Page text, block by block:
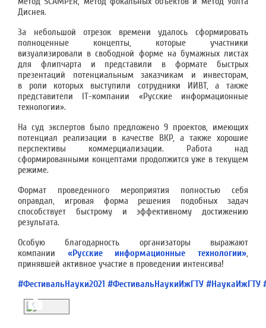
Диснея.
За небольшой отрезок времени удалось сформировать
полноценные концепты, которые участники
визуализировали в свободной форме на бумажных листах
для флипчарта и представили в формате быстрых
презентаций потенциальным заказчикам и инвесторам,
в роли которых выступили сотрудники ИИВТ, а также
представители IT-компании «Русские информационные
технологии».
На суд экспертов было предложено 9 проектов, имеющих
потенциал реализации в качестве ВКР, а также хорошие
перспективы коммерциализации. Работа над
сформированными концептами продолжится уже в текущем
режиме.
Формат проведенного мероприятия полностью себя
оправдал, игровая форма решения подобных задач
способствует быстрому и эффективному достижению
результата.
Особую благодарность организаторы выражают
компании «Русские информационные технологии»,
принявшей активное участие в проведении интенсива!
#ФестивальНауки2021 #ФестивальНаукиИжГТУ #НаукаИжГТУ